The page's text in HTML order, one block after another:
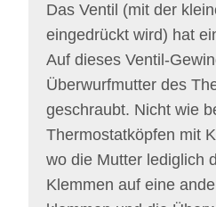
Das Ventil (mit der
eingedrückt wird) hat
Auf dieses Ventil-
Überwurfmutter des
geschraubt. Nicht wie
Thermostatköpfen mit
wo die Mutter lediglich
Klemmen auf eine